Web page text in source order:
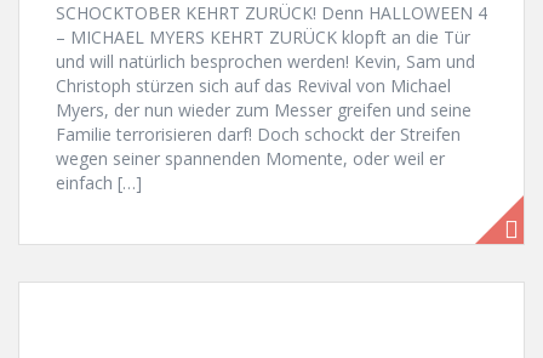
SCHOCKTOBER KEHRT ZURÜCK! Denn HALLOWEEN 4
– MICHAEL MYERS KEHRT ZURÜCK klopft an die Tür
und will natürlich besprochen werden! Kevin, Sam und
Christoph stürzen sich auf das Revival von Michael
Myers, der nun wieder zum Messer greifen und seine
Familie terrorisieren darf! Doch schockt der Streifen
wegen seiner spannenden Momente, oder weil er
einfach […]